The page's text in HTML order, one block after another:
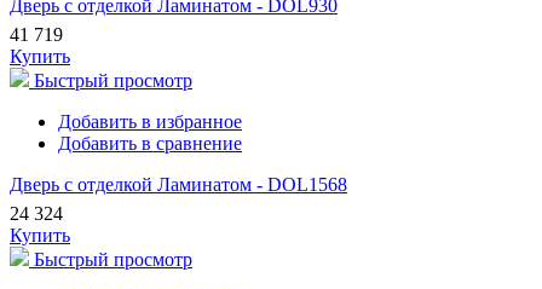
Дверь с отделкой Ламинатом - DOL930
41 719
Купить
Быстрый просмотр
Добавить в избранное
Добавить в сравнение
Дверь с отделкой Ламинатом - DOL1568
24 324
Купить
Быстрый просмотр